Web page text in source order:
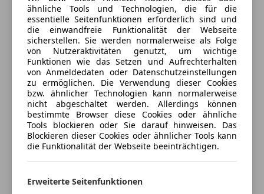
Bluetooth
Bordcomputer
DAB-Radio
Freisprecheinrichtung
MP3
Radio
Soundsystem
USB
W-Lan / Wifi Hotspot
Sicherheit
Abstandswarner
Heckspoiler adaptiv ausfahrbar (2-Wege)
Luftfederung elektronisch geregelt
Otto-Partikelfilter (OPF)
Porsche Traction Management (PTM)
Start/Stop-Anlage
Fahrassistenz-System: Porsche InnoDrive inkl.
Abstandsregeltempomat
Sport-Auspuffanlage, Endrohre schwarz
Sicherheit
Diebstahl-Warnanlage mit Innenraumüberwachung
Versicherungsschutz an Ihre Bedürfnisse
anpassen
Freischaden-Gutschein ab Stufe 0
Auto einfach online versichern & Rabatt holen
Jetzt berechnen
ähnliche Tools und Technologien, die für die
essentielle Seitenfunktionen erforderlich sind und
die einwandfreie Funktionalität der Webseite
sicherstellen. Sie werden normalerweise als Folge
von Nutzeraktivitäten genutzt, um wichtige
Funktionen wie das Setzen und Aufrechterhalten
von Anmeldedaten oder Datenschutzeinstellungen
zu ermöglichen. Die Verwendung dieser Cookies
bzw. ähnlicher Technologien kann normalerweise
nicht abgeschaltet werden. Allerdings können
bestimmte Browser diese Cookies oder ähnliche
Tools blockieren oder Sie darauf hinweisen. Das
Blockieren dieser Cookies oder ähnlicher Tools kann
die Funktionalität der Webseite beeinträchtigen.
Erweiterte Seitenfunktionen